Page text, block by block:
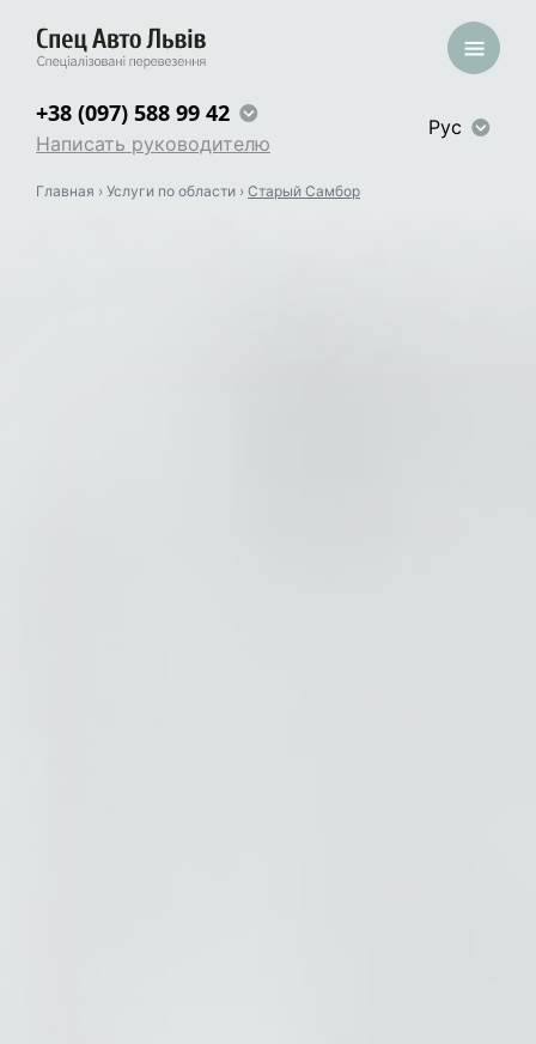
+38 (097) 588 99 42
Написать руководителю
Рус
Главная › Услуги по области › Старый Самбор